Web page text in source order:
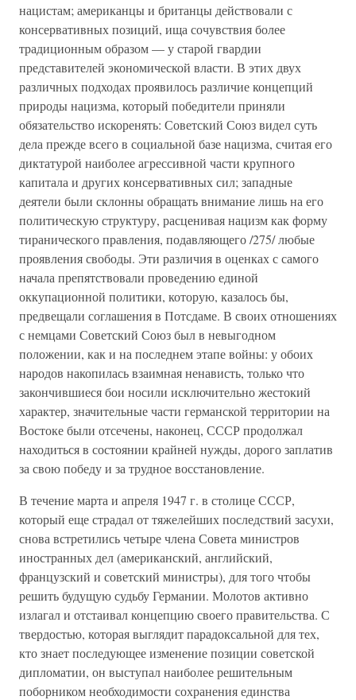
нацистам; американцы и британцы действовали с
консервативных позиций, ища сочувствия более
традиционным образом — у старой гвардии
представителей экономической власти. В этих двух
различных подходах проявилось различие концепций
природы нацизма, который победители приняли
обязательство искоренять: Советский Союз видел суть
дела прежде всего в социальной базе нацизма, считая его
диктатурой наиболее агрессивной части крупного
капитала и других консервативных сил; западные
деятели были склонны обращать внимание лишь на его
политическую структуру, расценивая нацизм как форму
тиранического правления, подавляющего /275/ любые
проявления свободы. Эти различия в оценках с самого
начала препятствовали проведению единой
оккупационной политики, которую, казалось бы,
предвещали соглашения в Потсдаме. В своих отношениях
с немцами Советский Союз был в невыгодном
положении, как и на последнем этапе войны: у обоих
народов накопилась взаимная ненависть, только что
закончившиеся бои носили исключительно жестокий
характер, значительные части германской территории на
Востоке были отсечены, наконец, СССР продолжал
находиться в состоянии крайней нужды, дорого заплатив
за свою победу и за трудное восстановление.
В течение марта и апреля 1947 г. в столице СССР,
который еще страдал от тяжелейших последствий засухи,
снова встретились четыре члена Совета министров
иностранных дел (американский, английский,
французский и советский министры), для того чтобы
решить будущую судьбу Германии. Молотов активно
излагал и отстаивал концепцию своего правительства. С
твердостью, которая выглядит парадоксальной для тех,
кто знает последующее изменение позиции советской
дипломатии, он выступал наиболее решительным
поборником необходимости сохранения единства